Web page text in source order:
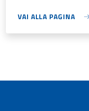
VAI ALLA PAGINA